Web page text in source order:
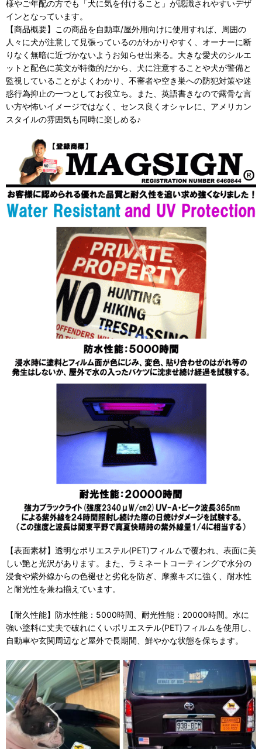
様やご年配の方でも「犬に気を付けること」が認識されやすいデザ
インとなっています。
【商品概要】この商品を自動車/屋外用向けに使用すれば、周囲の
人々に犬が注意して見張っているのがわかりやすく、オーナーに断
りなく無暗に近づかないようお知らせ出来る。大きな愛犬のシルエ
ットと配色に英文が特徴的だから、犬に注意することや犬が警備と
監視していることがよくわかり、不審者や空き巣への防犯対策や迷
惑行為抑止の一つとしてお役立ち。また、英語書きなので露骨な言
い方や怖いイメージではなく、センス良くオシャレに、アメリカン
スタイルの雰囲気も同時に楽しめる♪
【表面素材】透明なポリエステル(PET)フィルムで覆われ、表面に美
しい艶と光沢があります。また、ラミネートコーティングで水分の
浸食や紫外線からの色褪せと劣化を防ぎ、摩擦キズに強く、耐水性
と耐光性を兼ね揃えています。
【耐久性能】防水性能：5000時間、耐光性能：20000時間。水に
強い塗料に丈夫で破れにくいポリエステル(PET)フィルムを使用し、
自動車や玄関周辺など屋外で長期間、鮮やかな状態を保ちます。